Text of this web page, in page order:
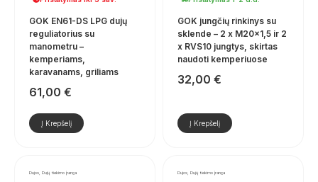
GOK EN61-DS LPG dujų
reguliatorius su
manometru –
kemperiams,
karavanams, griliams
61,00 €
Į Krepšelį
GOK jungčių rinkinys su
sklende – 2 x M20x1,5 ir 2
x RVS10 jungtys, skirtas
naudoti kemperiuose
32,00 €
Į Krepšelį
Dujos, Dujų tiekimo įranga Dujos, Dujų tiekimo įranga